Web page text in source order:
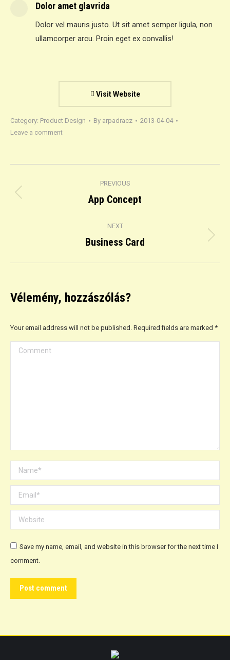
Dolor amet glavrida
Dolor vel mauris justo. Ut sit amet semper ligula, non
ullamcorper arcu. Proin eget ex convallis!
Visit Website
Category: Product Design By arpadracz
2013-04-04
Leave a comment
navigation
PREVIOUS
Previous
App Concept
NEXT
Next
Business Card
Vélemény, hozzászólás?
Your email address will not be published. Required fields are marked *
Comment
Name *
Email *
Website
Save my name, email, and website in this browser for the next time I
comment.
Post comment